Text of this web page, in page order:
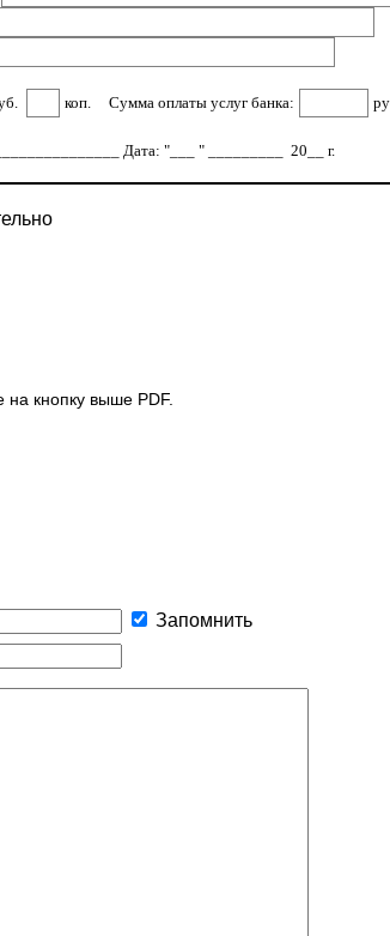
коп. Сумма оплаты услуг банка:
Дата: "___ " _________ 20__ г.
на кнопку выше PDF.
Запомнить